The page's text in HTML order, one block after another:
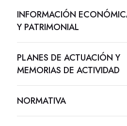
INFORMACIÓN
Y PATRIMONIAL
PLANES DE ACTUACIÓN Y
MEMORIAS DE ACTIVIDAD
NORMATIVA